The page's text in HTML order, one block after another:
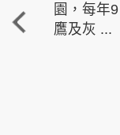
園，每年
鷹及灰 ...